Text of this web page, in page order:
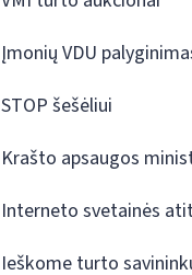
Įmonių VDU
STOP šešėliui
Krašto apsaugos
Interneto svetainės
Ieškome turto